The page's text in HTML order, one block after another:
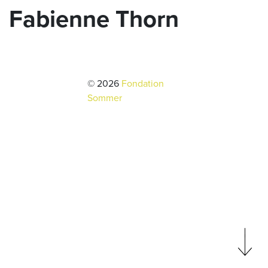
Fabienne Thorn
© 2026 Fondation
Sommer